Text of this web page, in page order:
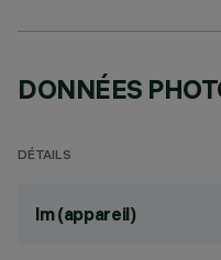
DONNÉES
DÉTAILS
lm (appareil)